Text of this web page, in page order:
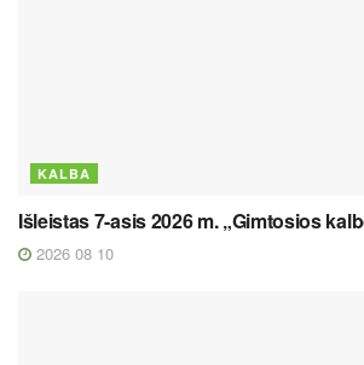
KALBA
Išleistas 7-asis 2026 m. „Gimtosios
2026 08 10